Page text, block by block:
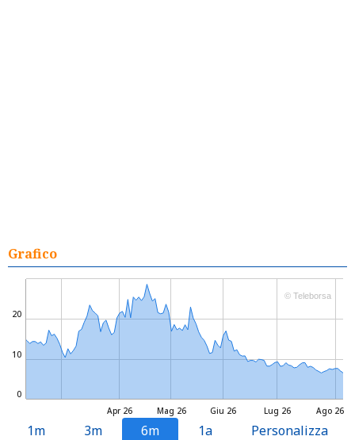
Grafico
Mag 26 Lug 26
Apr 26 Giu 26 Ago 26
0
10
20
© Teleborsa
1m 3m 6m 1a Personalizza